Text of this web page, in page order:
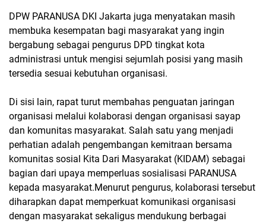
DPW PARANUSA DKI Jakarta juga menyatakan masih
membuka kesempatan bagi masyarakat yang ingin
bergabung sebagai pengurus DPD tingkat kota
administrasi untuk mengisi sejumlah posisi yang masih
tersedia sesuai kebutuhan organisasi.
Di sisi lain, rapat turut membahas penguatan jaringan
organisasi melalui kolaborasi dengan organisasi sayap
dan komunitas masyarakat. Salah satu yang menjadi
perhatian adalah pengembangan kemitraan bersama
komunitas sosial Kita Dari Masyarakat (KIDAM) sebagai
bagian dari upaya memperluas sosialisasi PARANUSA
kepada masyarakat.Menurut pengurus, kolaborasi tersebut
diharapkan dapat memperkuat komunikasi organisasi
dengan masyarakat sekaligus mendukung berbagai